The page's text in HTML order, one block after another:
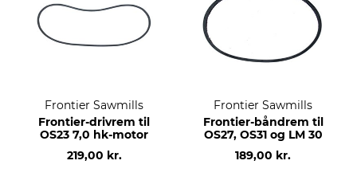
Frontier Sawmills
Frontier-drivrem til
OS23 7,0 hk-motor
219,00 kr.
Frontier Sawmills
Frontier-båndrem til
OS27, OS31 og LM 30
189,00 kr.